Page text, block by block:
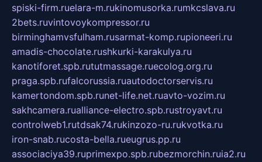
spiski-firm.ruelara-m.rukinomusorka.rumkcslava.ru
2bets.ruvintovoykompressor.ru
birminghamvsfulham.rusarmat-komp.rupioneeri.ru
amadis-chocolate.rushkurki-karakulya.ru
kanotiforet.spb.rututmassage.ruecolog.org.ru
praga.spb.rufalcorussia.ruautodoctorservis.ru
kamertondom.spb.runet-life.net.ruavto-vozim.ru
sakhcamera.rualliance-electro.spb.rustroyavt.ru
controlweb1.rutdsak74.rukinzozo-ru.rukvotka.ru
iron-snab.rucosta-bella.rueugrus.pp.ru
associaciya39.ruprimexpo.spb.rubezmorchin.ruia2.ru